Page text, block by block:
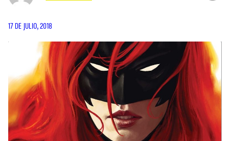
17 DE JULIO, 2018